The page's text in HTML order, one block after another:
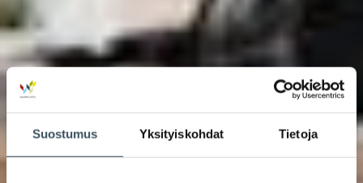
Suostumus Yksityiskohdat Tietoja